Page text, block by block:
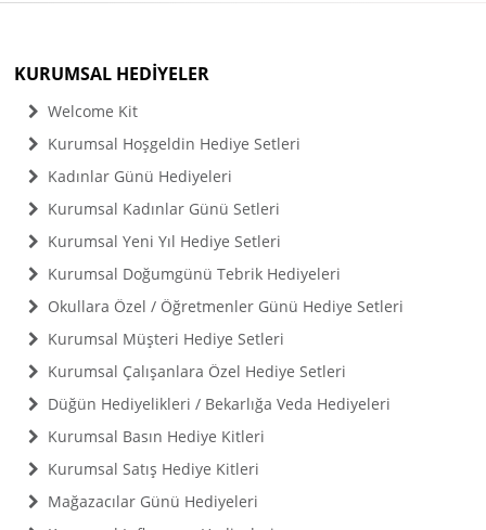
KURUMSAL HEDİYELER
Welcome Kit
Kurumsal Hoşgeldin Hediye Setleri
Kadınlar Günü Hediyeleri
Kurumsal Kadınlar Günü Setleri
Kurumsal Yeni Yıl Hediye Setleri
Kurumsal Doğumgünü Tebrik Hediyeleri
Okullara Özel / Öğretmenler Günü Hediye Setleri
Kurumsal Müşteri Hediye Setleri
Kurumsal Çalışanlara Özel Hediye Setleri
Düğün Hediyelikleri / Bekarlığa Veda Hediyeleri
Kurumsal Basın Hediye Kitleri
Kurumsal Satış Hediye Kitleri
Mağazacılar Günü Hediyeleri